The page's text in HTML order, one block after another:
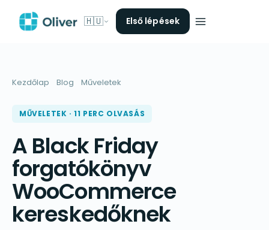
🇭🇺 Első lépések
Kezdőlap Blog Műveletek
MŰVELETEK · 11 PERC OLVASÁS
A Black Friday
forgatókönyv
WooCommerce
kereskedőknek